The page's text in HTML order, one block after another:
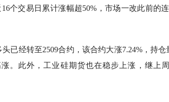
16个交易日累计涨幅超50%，市场一改此前的
已经转至2509合约，该合约大涨7.24%，持仓
。此外，工业硅期货也在稳步上涨，继上